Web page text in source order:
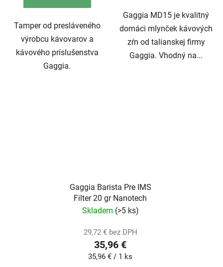
Tamper od presláveného
výrobcu kávovarov a
kávového príslušenstva
Gaggia.
Gaggia MD15 je kvalitný
domáci mlynček kávových
zŕn od talianskej firmy
Gaggia. Vhodný na...
Gaggia Barista Pre IMS
Filter 20 gr Nanotech
Skladem (>5 ks)
29,72 € bez DPH
35,96 €
Jednotková
35,96 € / 1 ks